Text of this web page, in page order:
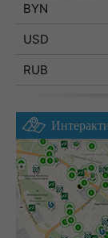
BYN
USD
RUB